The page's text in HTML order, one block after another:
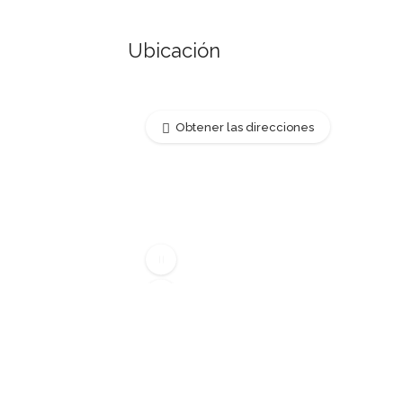
Ubicación
Obtener las direcciones